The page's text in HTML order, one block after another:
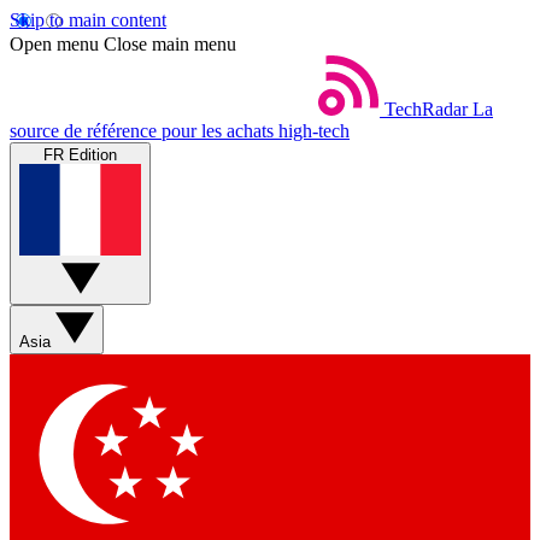
Skip to main content
Open menu Close main menu
TechRadar La
source de référence pour les achats high-tech
FR Edition
Asia